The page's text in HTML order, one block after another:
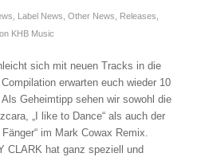
Label News Other News Releases
KHB Music
sich mit neuen Tracks in die
erwarten euch wieder 10
Geheimtipp sehen wir sowohl die
„I like to Dance“ als auch der
im Mark Cowax Remix.
CLARK hat ganz speziell und